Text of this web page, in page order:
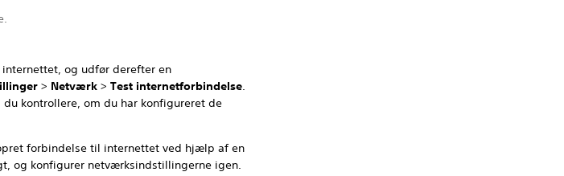
og udfør derefter en
> Netværk >Test internetforbindelse.
kontrollere, om du har konfigureret de
forbindelse til internettet ved hjælp af en
og konfigurer netværksindstillingerne igen.